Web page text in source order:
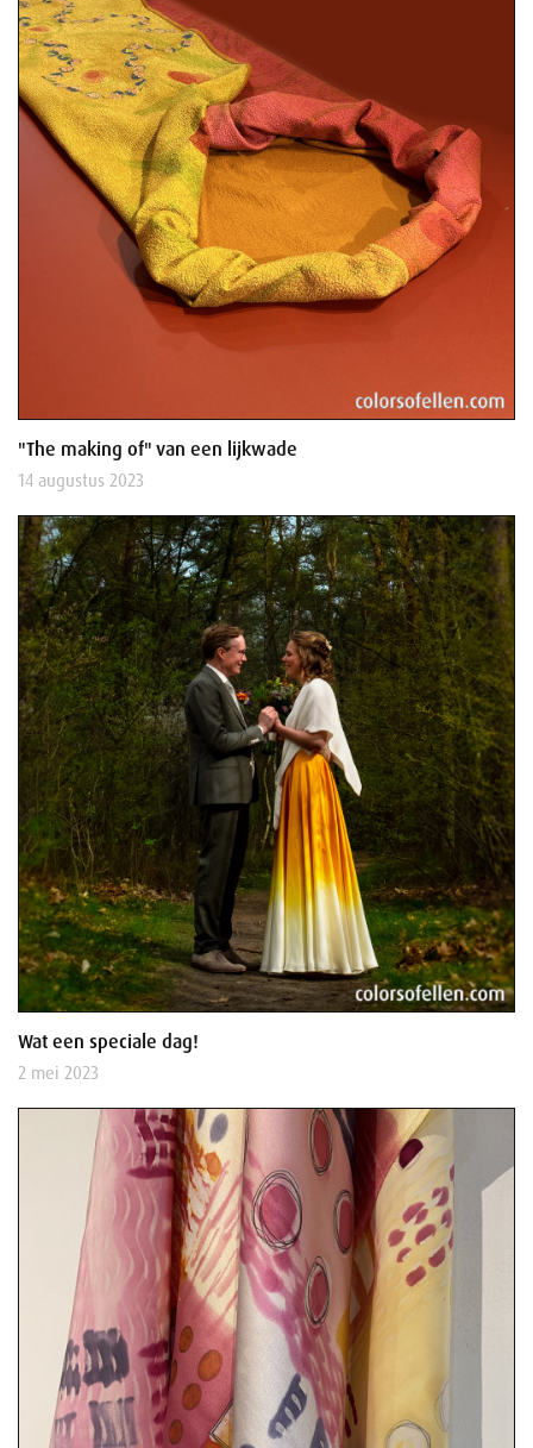
"The making of" van een lijkwade
14 augustus 2023
Wat een speciale dag!
2 mei 2023